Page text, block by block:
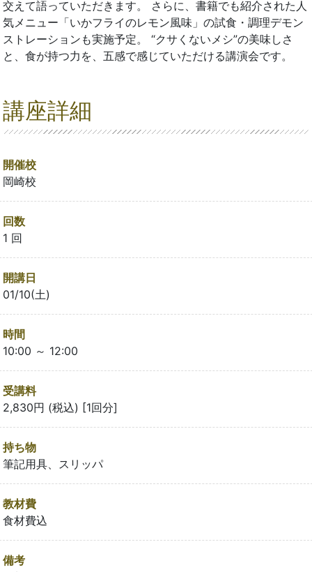
交えて語っていただきます。 さらに、書籍でも紹介された人
気メニュー「いかフライのレモン風味」の試食・調理デモン
ストレーションも実施予定。 “クサくないメシ”の美味しさ
と、食が持つ力を、五感で感じていただける講演会です。
講座詳細
開催校
岡崎校
回数
1 回
開講日
01/10(土)
時間
10:00 ～ 12:00
受講料
2,830円 (税込) [1回分]
持ち物
筆記用具、スリッパ
教材費
食材費込
備考